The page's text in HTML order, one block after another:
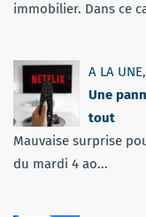
immobilier. Dans ce
A LA UNE,
Une
tout
Mauvaise surprise
du mardi 4 ao...